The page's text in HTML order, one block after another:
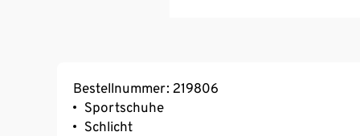
Bestellnummer: 219806
Sportschuhe
Schlicht